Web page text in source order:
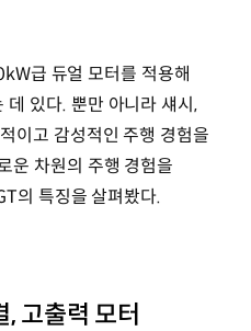
급 듀얼 모터를 적용해
있다. 뿐만 아니라 섀시,
이고 감성적인 주행 경험을
운 차원의 주행 경험을
의 특징을 살펴봤다.
고출력 모터